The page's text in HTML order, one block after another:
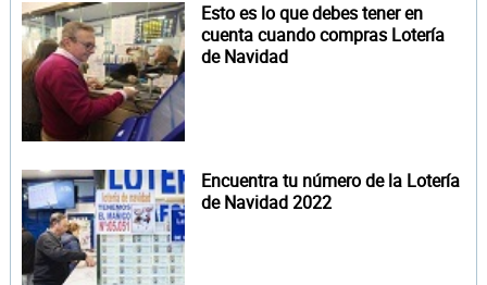
Esto es lo que debes tener en
cuenta cuando compras Lotería
de Navidad
Encuentra tu número de la Lotería
de Navidad 2022